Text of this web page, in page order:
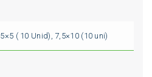
5×5 ( 10 Unid), 7,5×10 (10 uni)